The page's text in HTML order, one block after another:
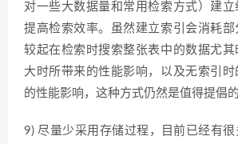
对一些大数据量和常用检索方式）建立
提高检索效率。虽然建立索引会消耗
较起在检索时搜索整张表中的数据尤
大时所带来的性能影响，以及无索引
的性能影响，这种方式仍然是值得提倡的
9) 尽量少采用存储过程，目前已经有